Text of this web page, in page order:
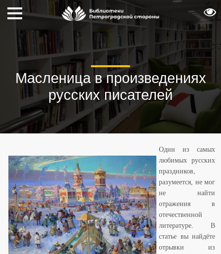
Масленица в произведениях
русских писателей
Один из самых
любимых русских
праздников,
разумеется, не мог
не найти
отражения в
отечественной
литературе. В
статье вы найдёте
отрывки из